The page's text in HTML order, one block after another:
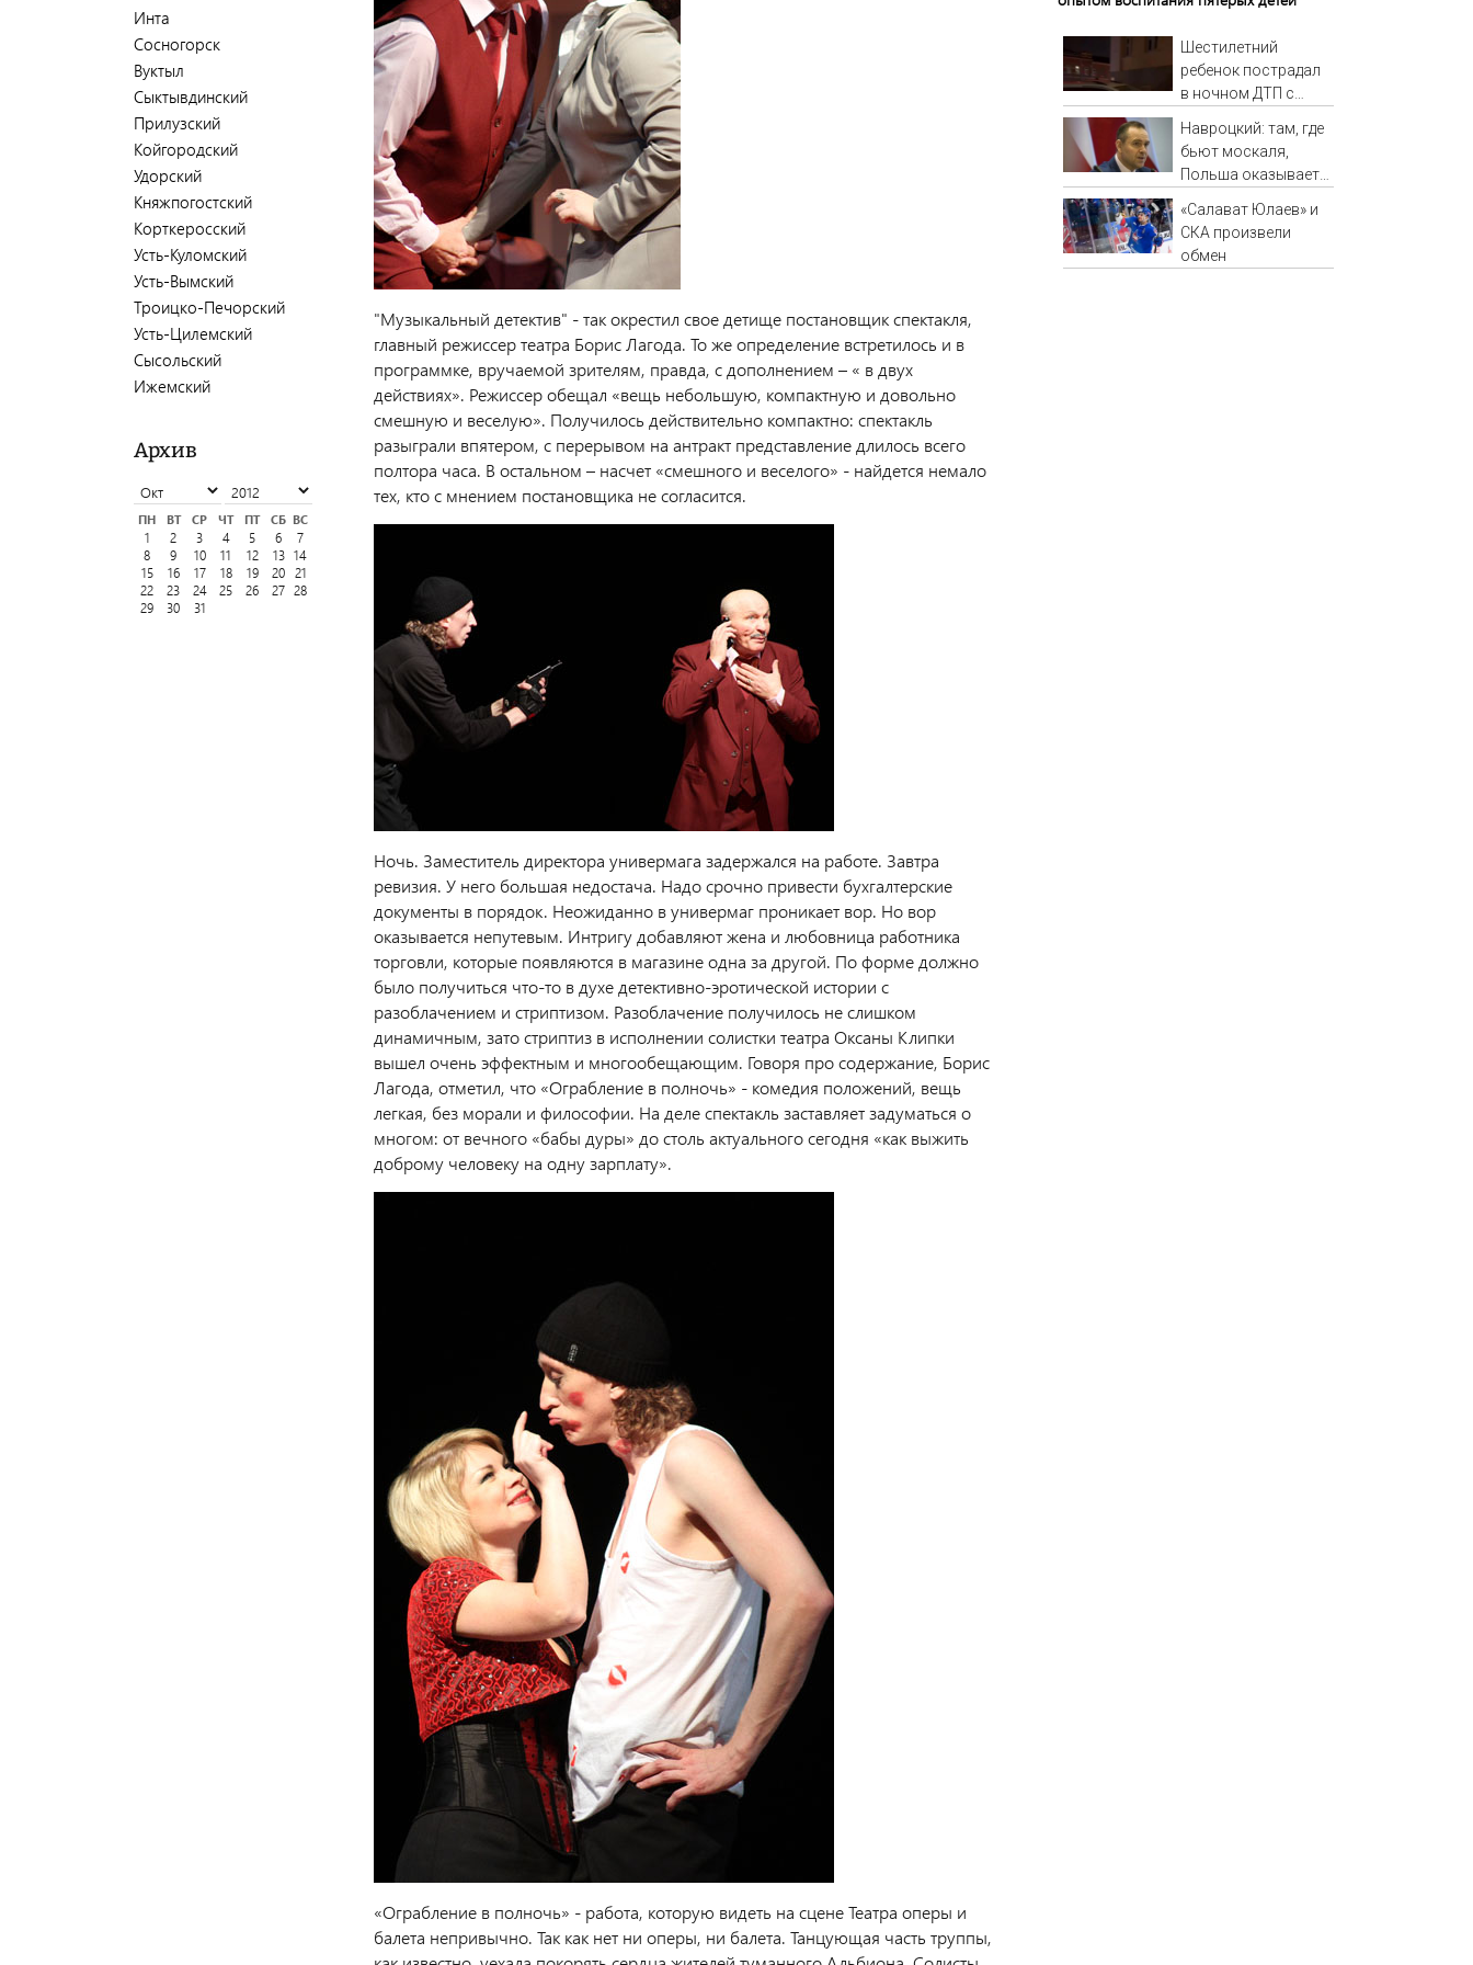
Инта
Сосногорск
Вуктыл
Сыктывдинский
Прилузский
Койгородский
Удорский
Княжпогостский
Корткеросский
Усть-Куломский
Усть-Вымский
Троицко-Печорский
Усть-Цилемский
Сысольский
Ижемский
Архив
ПН ВТ СР ЧТ ПТ СБ ВС
1
2 3 4 5 6
7
8
9 10 11 12 13 14
15
16 17 18 19 20 21
22
23 24 25 26 27 28
29
30 31
"Музыкальный детектив" - так окрестил свое детище постановщик спектакля,
главный режиссер театра Борис Лагода. То же определение встретилось и в
программке, вручаемой зрителям, правда, с дополнением – « в двух
действиях». Режиссер обещал «вещь небольшую, компактную и довольно
смешную и веселую». Получилось действительно компактно: спектакль
разыграли впятером, с перерывом на антракт представление длилось всего
полтора часа. В остальном – насчет «смешного и веселого» - найдется немало
тех, кто с мнением постановщика не согласится.
Ночь. Заместитель директора универмага задержался на работе. Завтра
ревизия. У него большая недостача. Надо срочно привести бухгалтерские
документы в порядок. Неожиданно в универмаг проникает вор. Но вор
оказывается непутевым. Интригу добавляют жена и любовница работника
торговли, которые появляются в магазине одна за другой. По форме должно
было получиться что-то в духе детективно-эротической истории с
разоблачением и стриптизом. Разоблачение получилось не слишком
динамичным, зато стриптиз в исполнении солистки театра Оксаны Клипки
вышел очень эффектным и многообещающим. Говоря про содержание, Борис
Лагода, отметил, что «Ограбление в полночь» - комедия положений, вещь
легкая, без морали и философии. На деле спектакль заставляет задуматься о
многом: от вечного «бабы дуры» до столь актуального сегодня «как выжить
доброму человеку на одну зарплату».
«Ограбление в полночь» - работа, которую видеть на сцене Театра оперы и
балета непривычно. Так как нет ни оперы, ни балета. Танцующая часть труппы,
Шестилетний
ребенок пострадал
в ночном ДТП с
автомобилями на
Федерации: видео
Навроцкий: там, где
бьют москаля,
Польша оказывает
на Вести.ru
«Салават Юлаев» и
СКА произвели
обмен